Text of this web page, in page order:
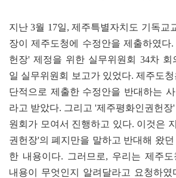
지난 3월 17일, 제주특별자치도 기독교
장이 제주도청에 수정안을 제출하였다.
헌장' 제정을 위한 실무위원회 34차 회
일 실무위원회 보고가 있었다. 제주도
단적으로 제출한 수정안을 반대하는
라고 받았다. 그리고 '제주평화인권헌장
원회가 모여서 진행하고 있다. 이것은
권헌장'의 폐지만을 말하고 반대해 왔
한 내용이다. 그러므로, 우리는 제주
내용이 무엇인지 알려달라고 요청하였